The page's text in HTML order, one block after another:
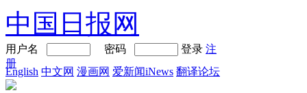
中国日报网
用户名 密码 登录 注
册
English 中文网 漫画网 爱新闻iNews 翻译论坛